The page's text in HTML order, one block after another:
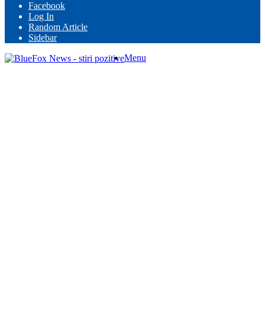
Facebook
Log In
Random Article
Sidebar
Menu